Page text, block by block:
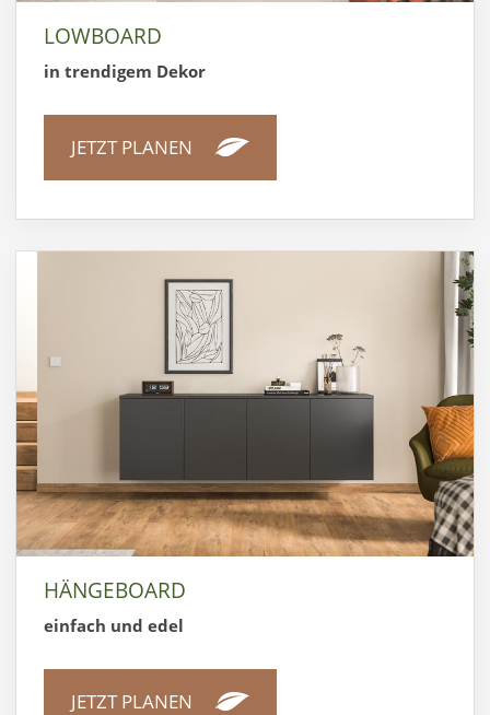
LOWBOARD
in trendigem Dekor
JETZT PLANEN
HÄNGEBOARD
einfach und edel
JETZT PLANEN